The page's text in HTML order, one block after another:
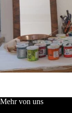
Mehr von uns